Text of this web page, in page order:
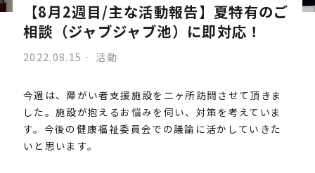
【8月2週目/主な活動報告】夏特有のご
相談（ジャブジャブ池）に即対応！
2022.08.15 活動
今週は、障がい者支援施設を二ヶ所訪問させて頂きま
した。施設が抱えるお悩みを伺い、対策を考えていま
す。今後の健康福祉委員会での議論に活かしていきた
いと思います。